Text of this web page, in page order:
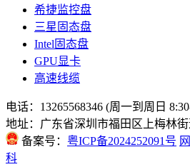
希捷监控盘
三星固态盘
Intel固态盘
GPU显卡
高速线缆
电话：13265568346 (周一到周日
地址：广东省深圳市福田区上梅林
备案号： 粤ICP备2024252091号
科